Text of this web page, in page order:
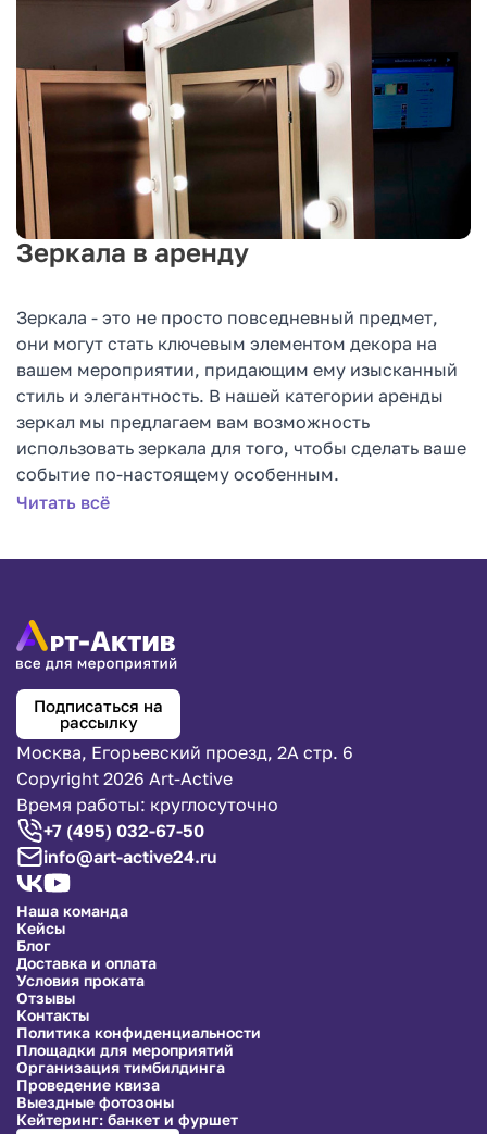
Зеркала в аренду
Зеркала - это не просто повседневный предмет,
они могут стать ключевым элементом декора на
вашем мероприятии, придающим ему изысканный
стиль и элегантность. В нашей категории аренды
зеркал мы предлагаем вам возможность
использовать зеркала для того, чтобы сделать ваше
событие по-настоящему особенным.
Визуальное Пространство
визуально увеличить пространство и придать
ощущение света и прозрачности. Они идеально
подходят для создания визуальных эффектов и
улучшения общего восприятия пространства.
Элемент Декора: Зеркала могут служить как
декоративный элемент. Вы можете использовать
их для создания акцентов, отражая красивые
детали интерьера или цветочные композиции.
Световые Эффекты: С использованием подсветки
зеркала можно создавать уникальные световые
эффекты, которые придадут вашему мероприятию
волшебство и загадочность.
Фотозона и Селфи-Уголок
отличным фоном для фотозоны и селфи-уголка.
Ваши гости будут рады делиться моментами и
делать креативные снимки.
Индивидуальный Подход
ваши потребности и предоставить вам
рекомендации по выбору зеркал, которые
Читать всё
Подписаться на
рассылку
Москва, Егорьевский проезд, 2А стр. 6
Copyright 2026 Art-Active
Время работы: круглосуточно
+7 (495) 032-67-50
info@art-active24.ru
Наша команда
Кейсы
Блог
Доставка и оплата
Условия проката
Отзывы
Контакты
Политика конфиденциальности
Площадки для мероприятий
Организация тимбилдинга
Проведение квиза
Выездные фотозоны
Кейтеринг: банкет и фуршет